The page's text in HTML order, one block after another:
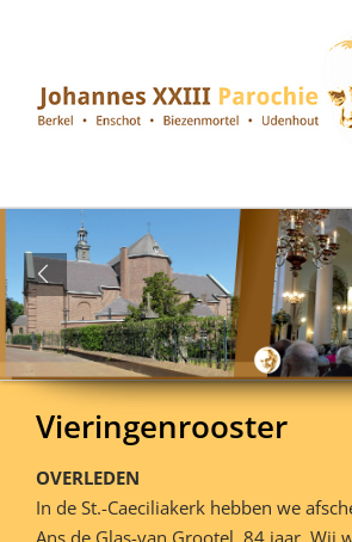
Vieringenrooster
OVERLEDEN
In de St.-Caeciliakerk hebben we
Ans de Glas-van Grootel, 84 jaar. Wij